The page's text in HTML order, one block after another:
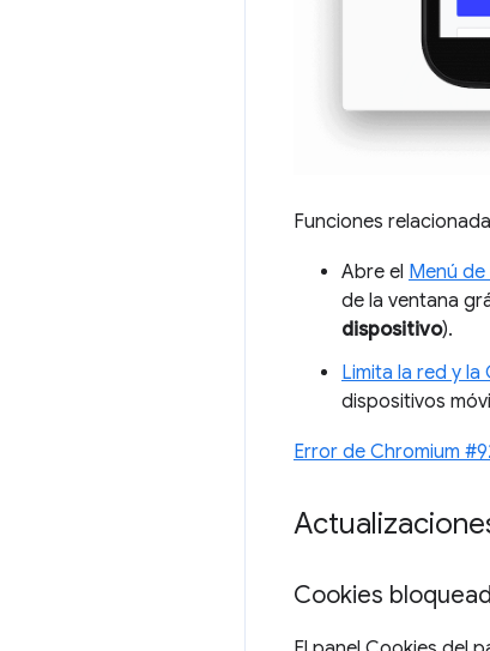
Funciones
Abre el Menú
de la ventana
dispositivo).
Limita la red y la
dispositivos
Error de Chromium
Cookies